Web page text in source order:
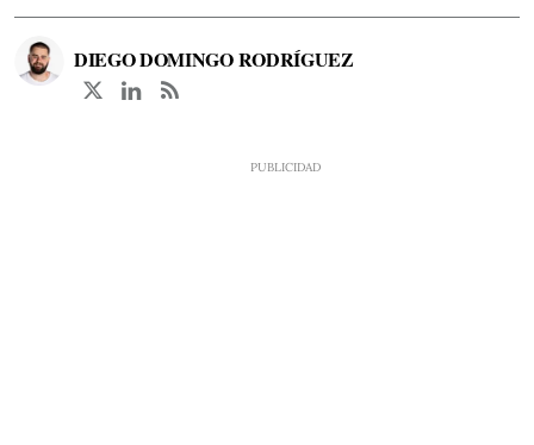
DIEGO DOMINGO RODRÍGUEZ